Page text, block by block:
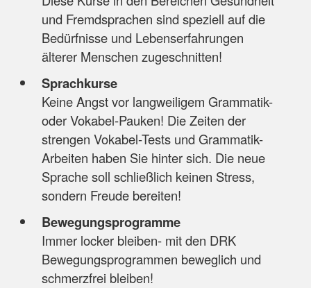
und Fremdsprachen sind speziell auf die
Bedürfnisse und Lebenserfahrungen
älterer Menschen zugeschnitten!
Sprachkurse
Keine Angst vor langweiligem Grammatik-
oder Vokabel-Pauken! Die Zeiten der
strengen Vokabel-Tests und Grammatik-
Arbeiten haben Sie hinter sich. Die neue
Sprache soll schließlich keinen Stress,
sondern Freude bereiten!
Bewegungsprogramme
Immer locker bleiben- mit den DRK
Bewegungsprogrammen beweglich und
schmerzfrei bleiben!